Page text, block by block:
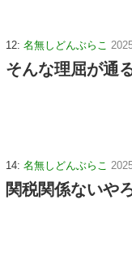
12: 名無しどんぶらこ
そんな理屈が通
14: 名無しどんぶらこ
関税関係ないや